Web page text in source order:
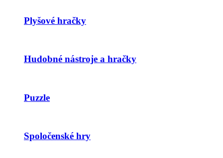
Plyšové hračky
Hudobné nástroje a hračky
Puzzle
Spoločenské hry